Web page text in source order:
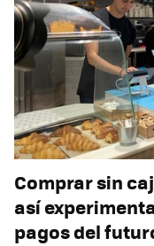
Comprar sin
así
pagos del